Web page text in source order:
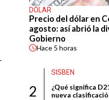
DÓLAR
Precio del dólar en
agosto: así abrió la
Gobierno
Hace 5 horas
2
SISBEN
¿Qué significa
nueva